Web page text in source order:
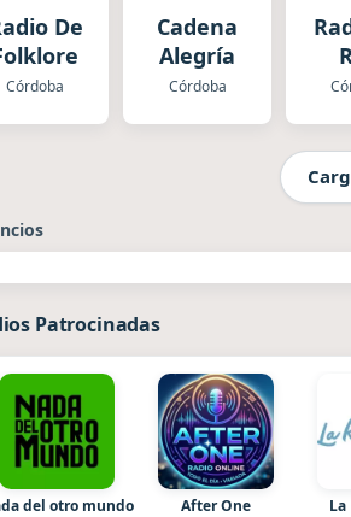
De
Córdoba
Cadena
Alegría
Córdoba
Patrocinadas
del otro mundo After One La